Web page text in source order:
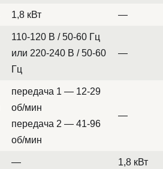
1,8 кВт —
110-120 В / 50-60 Гц
или 220-240 В / 50-60
Гц
—
передача 1 — 12-29
об/мин
передача 2 — 41-96
об/мин
—
— 1,8 кВт